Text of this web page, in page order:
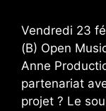
Vendredi 23
(B) Open
Anne
partenariat
projet ? Le